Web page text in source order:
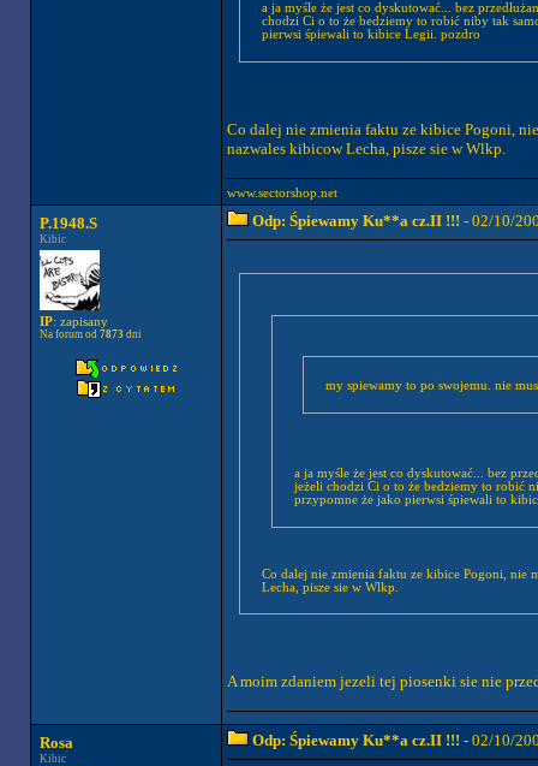
a ja myśle że jest co dyskutować... bez
chodzi Ci o to że bedziemy to robić niby tak
pierwsi śpiewali to kibice Legii. pozdro
Co dalej nie zmienia faktu ze kibice Pogoni,
nazwales kibicow Lecha, pisze sie w Wlkp.
www.sectorshop.net
P.1948.S
Kibic
IP: zapisany
Na forum od 7873 dni
Odp: Śpiewamy Ku**a cz.II !!! - 02/10/
my spiewamy to po swojemu. nie
a ja myśle że jest co dyskutować... bez
jeżeli chodzi Ci o to że bedziemy to robić
przypomne że jako pierwsi śpiewali to
Co dalej nie zmienia faktu ze kibice Pogoni, nie musza spiewac to tak samo, jak kibice Legii,Lecha badz Lechii. A tak wogole tak jak nazwales kibicow
Lecha, pisze sie w Wlkp.
A moim zdaniem jezeli tej piosenki sie nie
Rosa
Kibic
Odp: Śpiewamy Ku**a cz.II !!! - 02/10/